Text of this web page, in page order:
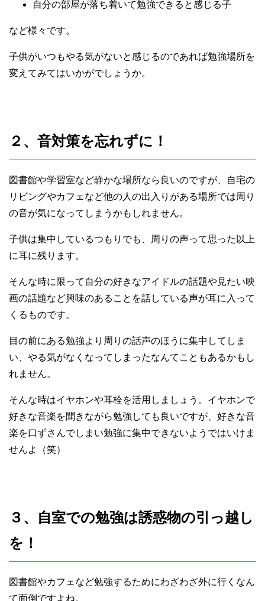
自分の部屋が落ち着いて勉強できると感じる子
など様々です。
子供がいつもやる気がないと感じるのであれば勉強場所を
変えてみてはいかがでしょうか。
２、音対策を忘れずに！
図書館や学習室など静かな場所なら良いのですが、自宅の
リビングやカフェなど他の人の出入りがある場所では周り
の音が気になってしまうかもしれません。
子供は集中しているつもりでも、周りの声って思った以上
に耳に残ります。
そんな時に限って自分の好きなアイドルの話題や見たい映
画の話題など興味のあることを話している声が耳に入って
くるものです。
目の前にある勉強より周りの話声のほうに集中してしま
い、やる気がなくなってしまったなんてこともあるかもし
れません。
そんな時はイヤホンや耳栓を活用しましょう。イヤホンで
好きな音楽を聞きながら勉強しても良いですが、好きな音
楽を口ずさんでしまい勉強に集中できないようではいけま
せんよ（笑）
３、自室での勉強は誘惑物の引っ越し
を！
図書館やカフェなど勉強するためにわざわざ外に行くなん
て面倒ですよね。